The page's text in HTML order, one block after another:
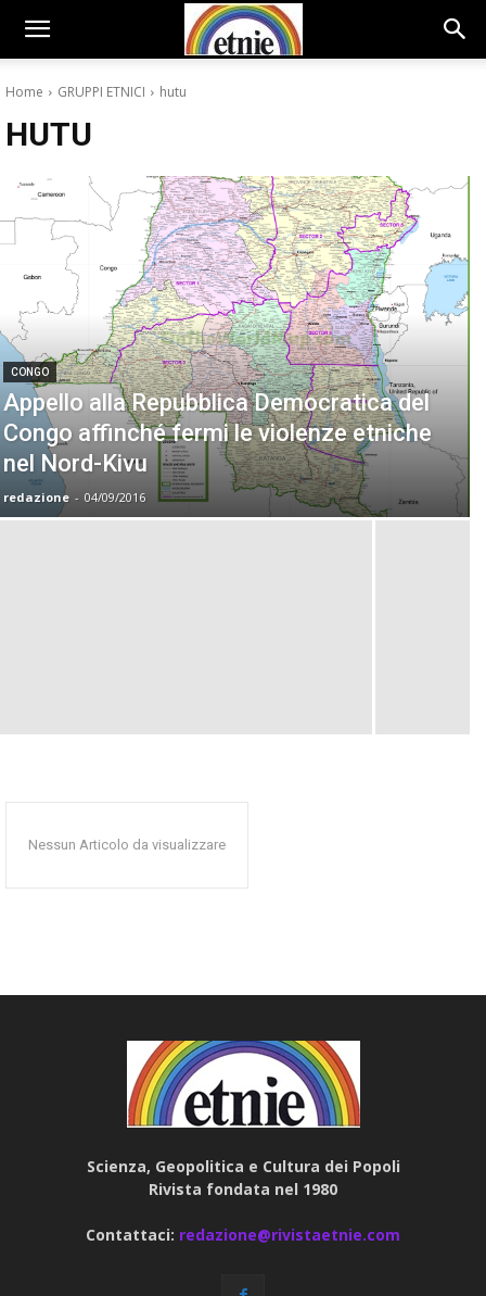
Home GRUPPI ETNICI hutu
HUTU
CONGO
Appello alla Repubblica Democratica del
Congo affinché fermi le violenze etniche
nel Nord-Kivu
redazione - 04/09/2016
Nessun Articolo da visualizzare
Scienza, Geopolitica e Cultura dei Popoli
Rivista fondata nel 1980
Contattaci: redazione@rivistaetnie.com